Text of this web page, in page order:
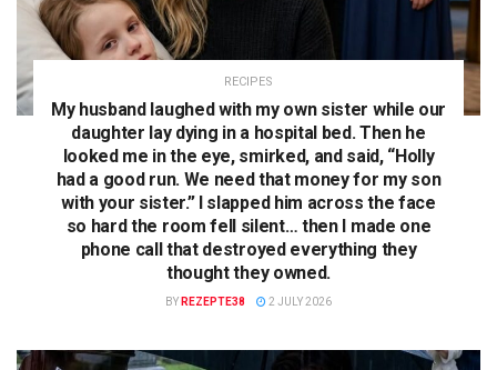
RECIPES
My husband laughed with my own sister while our
daughter lay dying in a hospital bed. Then he
looked me in the eye, smirked, and said, “Holly
had a good run. We need that money for my son
with your sister.” I slapped him across the face
so hard the room fell silent… then I made one
phone call that destroyed everything they
thought they owned.
BY REZEPTE38 2 JULY 2026